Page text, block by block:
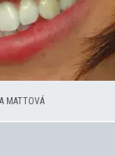
MATTOVÁ